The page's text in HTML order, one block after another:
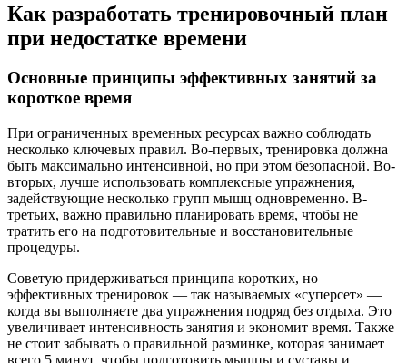
Как разработать тренировочный план
при недостатке времени
Основные принципы эффективных занятий за
короткое время
При ограниченных временных ресурсах важно соблюдать
несколько ключевых правил. Во-первых, тренировка должна
быть максимально интенсивной, но при этом безопасной. Во-
вторых, лучше использовать комплексные упражнения,
задействующие несколько групп мышц одновременно. В-
третьих, важно правильно планировать время, чтобы не
тратить его на подготовительные и восстановительные
процедуры.
Советую придерживаться принципа коротких, но
эффективных тренировок — так называемых «суперсет» —
когда вы выполняете два упражнения подряд без отдыха. Это
увеличивает интенсивность занятия и экономит время. Также
не стоит забывать о правильной разминке, которая занимает